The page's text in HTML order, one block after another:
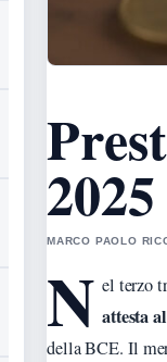
2025
MARCO PAOLO
N el terzo
attesta
della BCE. Il